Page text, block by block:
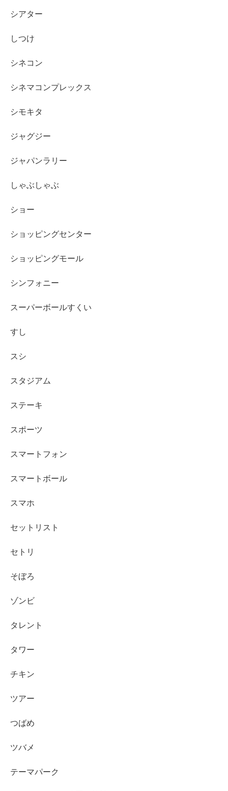
シアター
しつけ
シネコン
シネマコンプレックス
シモキタ
ジャグジー
ジャパンラリー
しゃぶしゃぶ
ショー
ショッピングセンター
ショッピングモール
シンフォニー
スーパーボールすくい
すし
スシ
スタジアム
ステーキ
スポーツ
スマートフォン
スマートボール
スマホ
セットリスト
セトリ
そぼろ
ゾンビ
タレント
タワー
チキン
ツアー
つばめ
ツバメ
テーマパーク